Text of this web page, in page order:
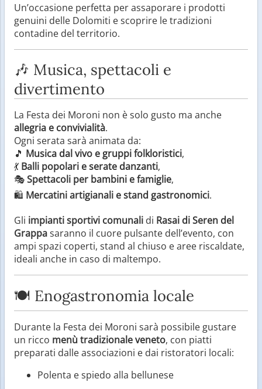
Un’occasione perfetta per assaporare i prodotti
genuini delle Dolomiti e scoprire le tradizioni
contadine del territorio.
🎶 Musica, spettacoli e
divertimento
La Festa dei Moroni non è solo gusto ma anche
allegria e convivialità.
Ogni serata sarà animata da:
🎵 Musica dal vivo e gruppi folkloristici,
💃 Balli popolari e serate danzanti,
🎭Spettacoli per bambini e famiglie,
🛍️ Mercatini artigianali e stand gastronomici.
Gli impianti sportivi comunali di Rasai di Seren del
Grappasaranno il cuore pulsante dell’evento, con
ampi spazi coperti, stand al chiuso e aree riscaldate,
ideali anche in caso di maltempo.
🍽️ Enogastronomia locale
Durante la Festa dei Moroni sarà possibile gustare
un ricco menù tradizionale veneto, con piatti
preparati dalle associazioni e dai ristoratori locali:
Polenta e spiedo alla bellunese